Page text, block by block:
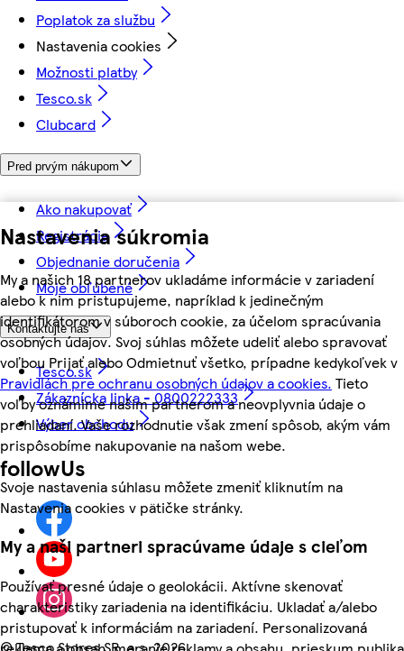
Nastavenia súkromia
My a našich 18 partnerov ukladáme informácie v zariadení
alebo k nim pristupujeme, napríklad k jedinečným
identifikátorom v súboroch cookie, za účelom spracúvania
osobných údajov. Svoj súhlas môžete udeliť alebo spravovať
voľbou Prijať alebo Odmietnuť všetko, prípadne kedykoľvek v
Pravidlách pre ochranu osobných údajov a cookies. Tieto
voľby oznámime našim partnerom a neovplyvnia údaje o
prehliadaní. Vaše rozhodnutie však zmení spôsob, akým vám
prispôsobíme nakupovanie na našom webe.
Svoje nastavenia súhlasu môžete zmeniť kliknutím na
Nastavenia cookies v pätičke stránky.
My a naši partneri spracúvame údaje s cieľom
Používať presné údaje o geolokácii. Aktívne skenovať
charakteristiky zariadenia na identifikáciu. Ukladať a/alebo
pristupovať k informáciám na zariadení. Personalizovaná
Poplatok za službu
Nastavenia cookies
Možnosti platby
Tesco.sk
Clubcard
Pred prvým nákupom
Ako nakupovať
Registrácia
Objednanie doručenia
Moje obľúbené
Kontaktujte nás
Tesco.sk
Zákaznícka linka - 0800222333
Výber obchodu
followUs
©Tesco Stores SR, a.s. 2026